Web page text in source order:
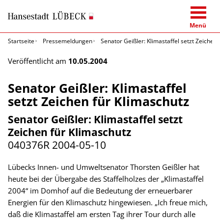
Menü
Startseite
Pressemeldungen Senator Geißler: Klimastaffel setzt Zeichen
Veröffentlicht am 10.05.2004
Senator Geißler: Klimastaffel
setzt Zeichen für Klimaschutz
Senator Geißler: Klimastaffel setzt
Zeichen für Klimaschutz
040376R 2004-05-10
Lübecks Innen- und Umweltsenator Thorsten Geißler hat
heute bei der Übergabe des Staffelholzes der „Klimastaffel
2004“ im Domhof auf die Bedeutung der erneuerbarer
Energien für den Klimaschutz hingewiesen. „Ich freue mich,
daß die Klimastaffel am ersten Tag ihrer Tour durch alle